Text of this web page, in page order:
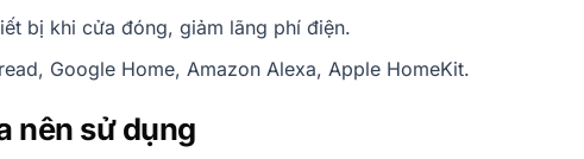
bị khi cửa đóng, giảm lãng phí điện.
Google Home, Amazon Alexa, Apple HomeKit.
nên sử dụng